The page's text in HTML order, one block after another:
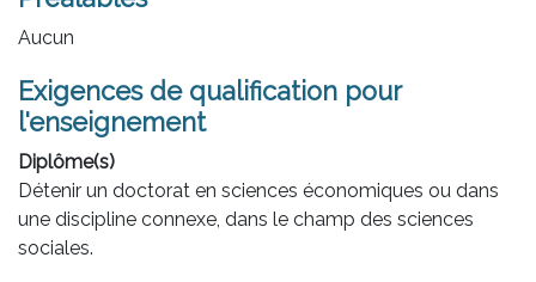
Aucun
Exigences de qualification pour
l'enseignement
Diplôme(s)
Détenir un doctorat en sciences économiques ou dans
une discipline connexe, dans le champ des sciences
sociales.